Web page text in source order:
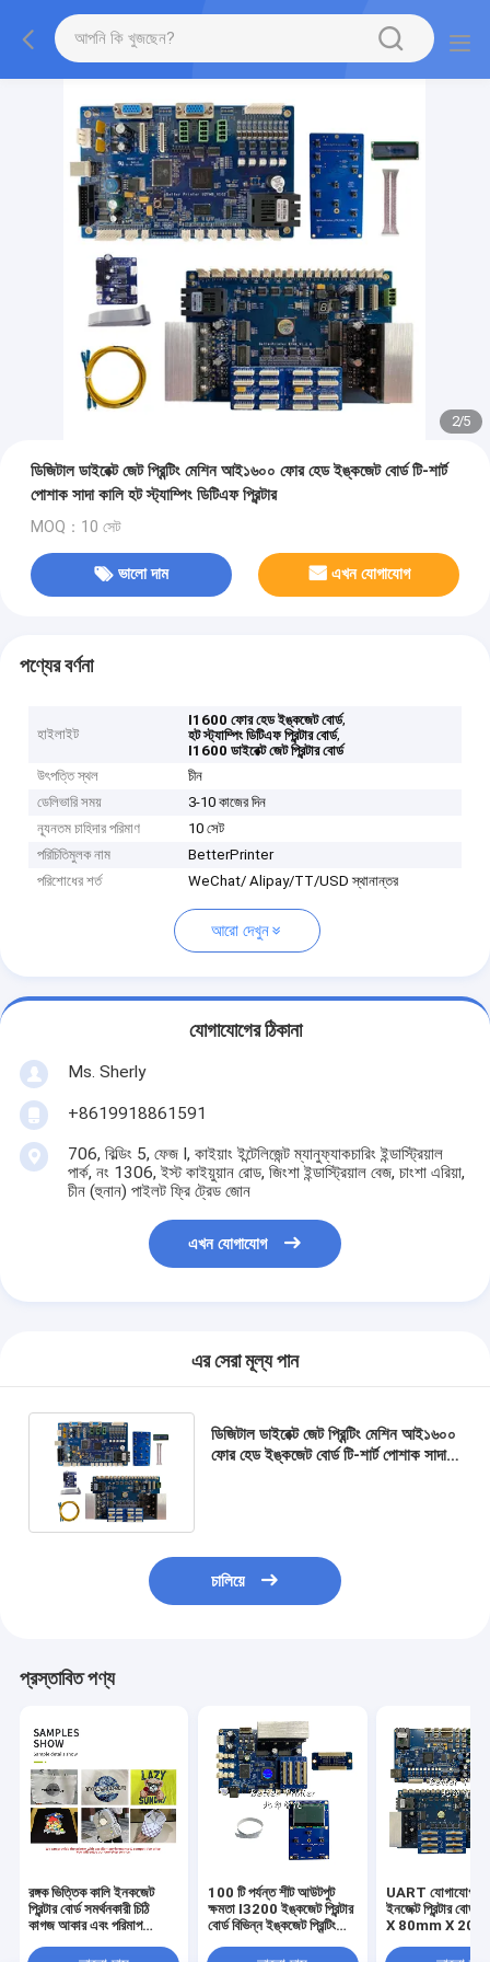
2/5
ডিজিটাল ডাইরেক্ট জেট প্রিন্টিং মেশিন আই১৬০০ ফোর হেড ইঙ্কজেট বোর্ড টি-শার্ট
পোশাক সাদা কালি হট স্ট্যাম্পিং ডিটিএফ প্রিন্টার
MOQ：10 সেট
ভালো দাম এখন যোগাযোগ
পণ্যের বর্ণনা
হাইলাইট
I1600 ফোর হেড ইঙ্কজেট বোর্ড,
হট স্ট্যাম্পিং ডিটিএফ প্রিন্টার বোর্ড,
I1600 ডাইরেক্ট জেট প্রিন্টার বোর্ড
উৎপত্তি স্থল
চীন
ডেলিভারি সময়
3-10 কাজের দিন
ন্যূনতম চাহিদার পরিমাণ
10 সেট
পরিচিতিমুলক নাম
BetterPrinter
পরিশোধের শর্ত
WeChat/ Alipay/TT/USD স্থানান্তর
আরো দেখুন
যোগাযোগের ঠিকানা
Ms. Sherly
+8619918861591
706, বিল্ডিং 5, ফেজ I, কাইয়াং ইন্টেলিজেন্ট ম্যানুফ্যাকচারিং ইন্ডাস্ট্রিয়াল
পার্ক, নং 1306, ইস্ট কাইয়ুয়ান রোড, জিংশা ইন্ডাস্ট্রিয়াল বেজ, চাংশা এরিয়া,
চীন (হুনান) পাইলট ফ্রি ট্রেড জোন
এখন যোগাযোগ
এর সেরা মূল্য পান
ডিজিটাল ডাইরেক্ট জেট প্রিন্টিং মেশিন আই১৬০০
ফোর হেড ইঙ্কজেট বোর্ড টি-শার্ট পোশাক সাদা
চালিয়ে
প্রস্তাবিত পণ্য
রঙ্গক ভিত্তিক কালি ইনকজেট
প্রিন্টার বোর্ড সমর্থনকারী চিঠি
কাগজ আকার এবং পরিমাপ
20mm ইনকজেট মুদ্রণ
100 টি পর্যন্ত শীট আউটপুট
ক্ষমতা I3200 ইঙ্কজেট প্রিন্টার
বোর্ড বিভিন্ন ইঙ্কজেট প্রিন্টিং
সামঞ্জস্যপূর্ণ
UART যোগাযোগ
ইনজেক্ট প্রিন্টার
X 80mm X
ইনজেক্ট প্রিন্টিং